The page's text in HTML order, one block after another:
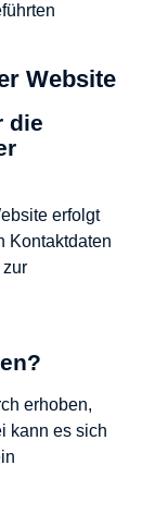
Website
die
erfolgt
Kontaktdaten
zur
erhoben,
kann es sich